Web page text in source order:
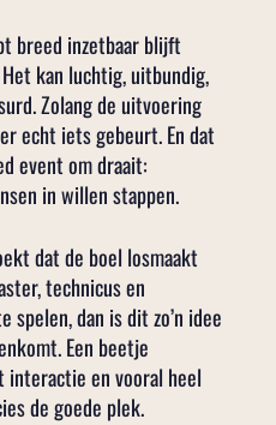
breed inzetbaar blijft
kan luchtig, uitbundig,
Zolang de uitvoering
echt iets gebeurt. En dat
event om draait:
in willen stappen.
dat de boel losmaakt
technicus en
dan is dit zo’n idee
Een beetje
interactie en vooral heel
de goede plek.